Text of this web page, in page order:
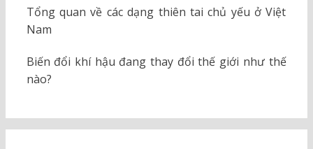
Tổng quan về các dạng thiên tai chủ yếu ở Việt
Nam
Biến đổi khí hậu đang thay đổi thế giới như thế
nào?